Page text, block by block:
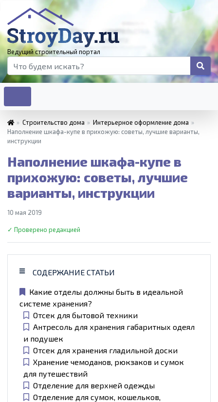
Ведущий строительный портал
» Строительство дома » Интерьерное оформление дома »
Наполнение шкафа-купе в прихожую: советы, лучшие варианты,
инструкции
Наполнение шкафа-купе в
прихожую: советы, лучшие
варианты, инструкции
10 мая 2019
✓ Проверено редакцией
СОДЕРЖАНИЕ СТАТЬИ
Какие отделы должны быть в идеальной
системе хранения?
Отсек для бытовой техники
Антресоль для хранения габаритных одеял
и подушек
Отсек для хранения гладильной доски
Хранение чемоданов, рюкзаков и сумок
для путешествий
Отделение для верхней одежды
Отделение для сумок, кошельков,